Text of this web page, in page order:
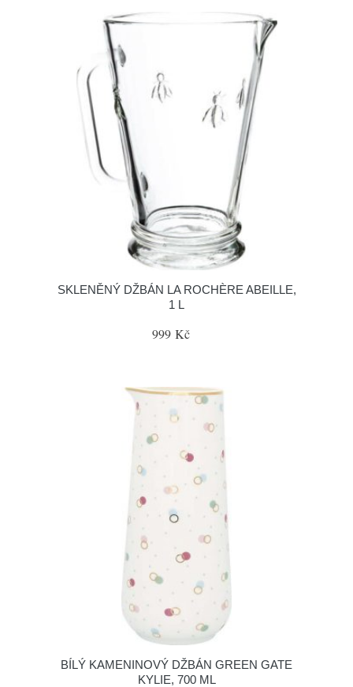
SKLENĚNÝ DŽBÁN LA ROCHÈRE ABEILLE,
1 L
999 Kč
BÍLÝ KAMENINOVÝ DŽBÁN GREEN GATE
KYLIE, 700 ML